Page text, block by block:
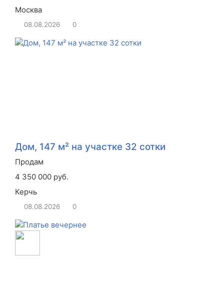
Москва
08.08.2026 0
Дом, 147 м² на участке 32 сотки
Продам
4 350 000 руб.
Керчь
08.08.2026 0